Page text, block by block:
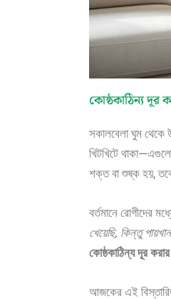
কোষ্ঠকাঠিন্য দূর
সকালবেলা ঘুম থেকে
খিটখিটে
শক্ত বা শুষ্ক হয়, তবে
বর্তমানে রোগীদের
খেয়েছি, কিন্তু
কোষ্ঠকাঠিন্য দূর
আজকের এই